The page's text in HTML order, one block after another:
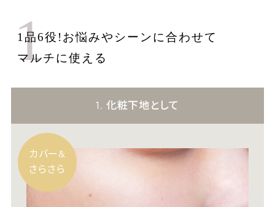
1
1品6役!お悩みやシーンに合わせて
マルチに使える
1. 化粧下地として
カバー&
さらさら